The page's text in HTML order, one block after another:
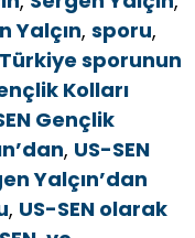
Yalçın, sporu,
Türkiye sporunun
Kolları
Gençlik
, US-SEN
Yalçın’dan
, US-SEN olarak